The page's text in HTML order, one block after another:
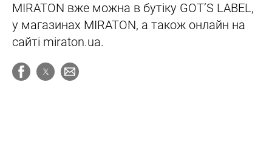
MIRATON вже можна в бутіку GOT’S LABEL,
у магазинах MIRATON, а також онлайн на
сайті miraton.ua.